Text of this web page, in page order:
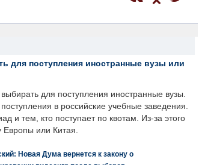
для поступления иностранные вузы или
для поступления иностранные вузы.
в российские учебные заведения.
и тем, кто поступает по квотам. Из-за этого
Европы или Китая.
Новая Дума вернется к закону о